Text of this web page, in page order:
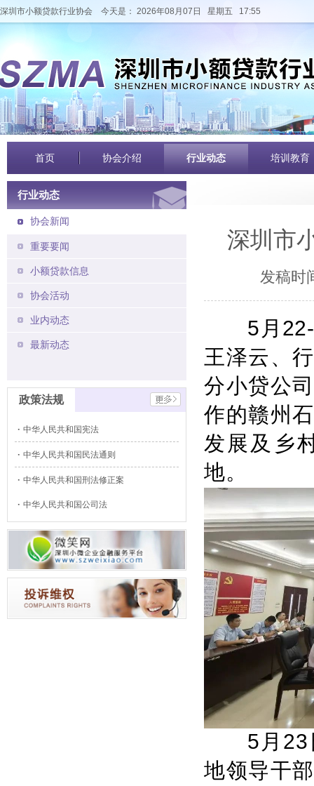
深圳市小额贷款行业协会 今天是： 2026年08月07日 星期五 17:55
首页 协会介绍 行业动态 培训教育
行业动态
协会新闻
重要要闻
小额贷款信息
协会活动
业内动态
最新动态
政策法规
中华人民共和国宪法
中华人民共和国民法通则
中华人民共和国刑法修正案
中华人民共和国公司法
深圳市
发稿时
5 月
王泽云、
分小贷公
作的赣州
发展及乡
地。
5 月 23
地领导干